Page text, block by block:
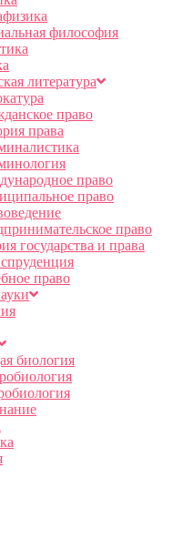
философия
литература
право
права
право
право
право
государства и права
право
биология